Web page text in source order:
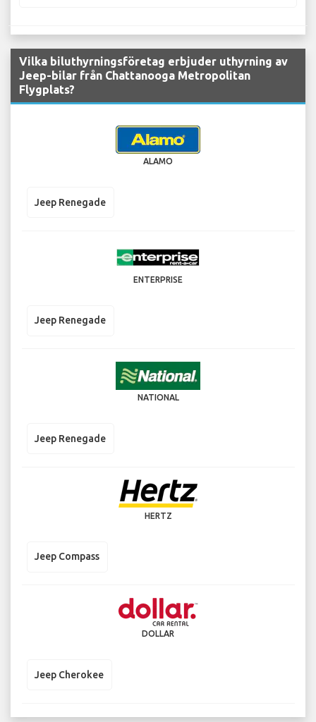
Vilka biluthyrningsföretag erbjuder uthyrning av
Jeep-bilar från Chattanooga Metropolitan
Flygplats?
ALAMO
Jeep Renegade
ENTERPRISE
Jeep Renegade
NATIONAL
Jeep Renegade
HERTZ
Jeep Compass
DOLLAR
Jeep Cherokee